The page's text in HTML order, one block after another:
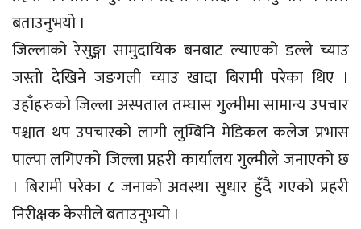
बताउनुभयो ।
जिल्लाको रेसुङ्गा सामुदायिक बनबाट ल्याएको डल्ले च्याउ
जस्तो देखिने जङगली च्याउ खादा बिरामी परेका थिए ।
उहाँहरुको जिल्ला अस्पताल तम्घास गुल्मीमा सामान्य उपचार
पश्चात थप उपचारको लागी लुम्बिनि मेडिकल कलेज प्रभास
पाल्पा लगिएको जिल्ला प्रहरी कार्यालय गुल्मीले जनाएको छ
। बिरामी परेका ८ जनाको अवस्था सुधार हुँदै गएको प्रहरी
निरीक्षक केसीले बताउनुभयो ।